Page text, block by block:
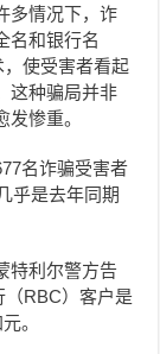
多情况下，诈
名和银行名
，使受害者看起
这种骗局并非
惨重。
名诈骗受害者
乎是去年同期
特利尔警方告
（RBC）客户是
。